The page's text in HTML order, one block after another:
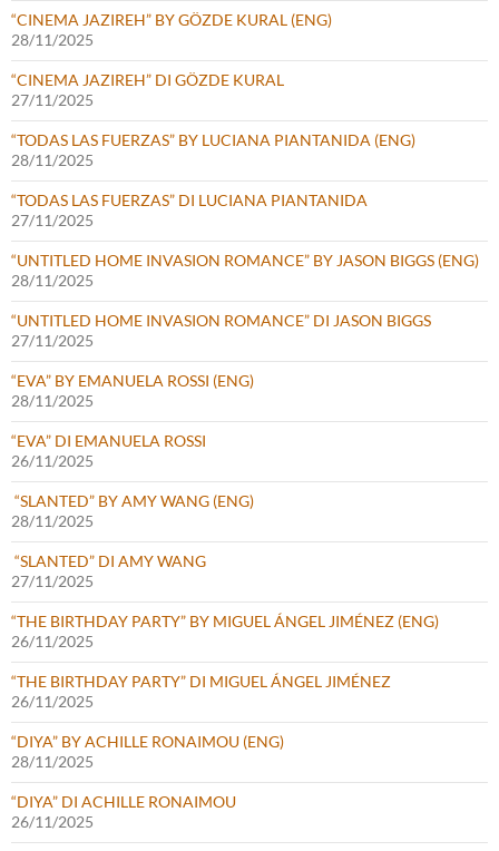
“CINEMA JAZIREH” BY GÖZDE KURAL (ENG)
28/11/2025
“CINEMA JAZIREH” DI GÖZDE KURAL
27/11/2025
“TODAS LAS FUERZAS” BY LUCIANA PIANTANIDA (ENG)
28/11/2025
“TODAS LAS FUERZAS” DI LUCIANA PIANTANIDA
27/11/2025
“UNTITLED HOME INVASION ROMANCE” BY JASON BIGGS (ENG)
28/11/2025
“UNTITLED HOME INVASION ROMANCE” DI JASON BIGGS
27/11/2025
“EVA” BY EMANUELA ROSSI (ENG)
28/11/2025
“EVA” DI EMANUELA ROSSI
26/11/2025
“SLANTED” BY AMY WANG (ENG)
28/11/2025
“SLANTED” DI AMY WANG
27/11/2025
“THE BIRTHDAY PARTY” BY MIGUEL ÁNGEL JIMÉNEZ (ENG)
26/11/2025
“THE BIRTHDAY PARTY” DI MIGUEL ÁNGEL JIMÉNEZ
26/11/2025
“DIYA” BY ACHILLE RONAIMOU (ENG)
28/11/2025
“DIYA” DI ACHILLE RONAIMOU
26/11/2025